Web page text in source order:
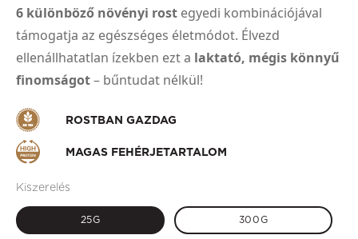
6 különböző növényi rost egyedi kombinációjával
támogatja az egészséges életmódot. Élvezd
ellenállhatatlan ízekben ezt a laktató, mégis könnyű
finomságot– bűntudat nélkül!
ROSTBAN GAZDAG
MAGAS FEHÉRJETARTALOM
Kiszerelés
25G 300G